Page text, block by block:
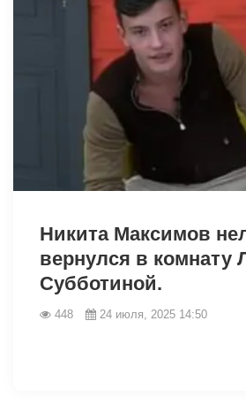
Никита Максимов
вернулся в комнату
Субботиной.
448 24 июля, 2025 14:50